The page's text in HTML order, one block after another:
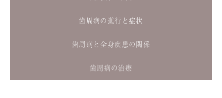
歯周病の進行と症状
歯周病と全身疾患の関係
歯周病の治療